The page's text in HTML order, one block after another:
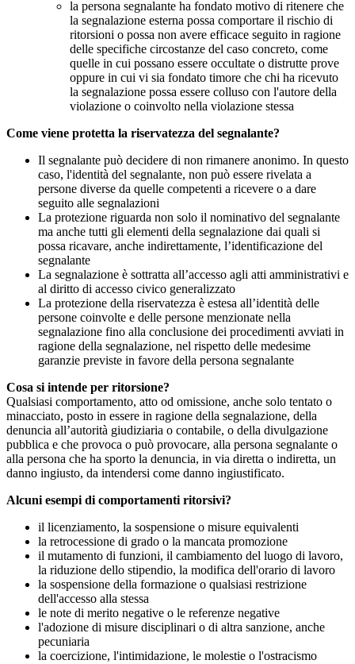
la persona segnalante ha fondato motivo di ritenere che
la segnalazione esterna possa comportare il rischio di
ritorsioni o possa non avere efficace seguito in ragione
delle specifiche circostanze del caso concreto, come
quelle in cui possano essere occultate o distrutte prove
oppure in cui vi sia fondato timore che chi ha ricevuto
la segnalazione possa essere colluso con l'autore della
violazione o coinvolto nella violazione stessa
Come viene protetta la riservatezza del segnalante?
Il segnalante può decidere di non rimanere anonimo. In questo
caso, l'identità del segnalante, non può essere rivelata a
persone diverse da quelle competenti a ricevere o a dare
seguito alle segnalazioni
La protezione riguarda non solo il nominativo del segnalante
ma anche tutti gli elementi della segnalazione dai quali si
possa ricavare, anche indirettamente, l’identificazione del
segnalante
La segnalazione è sottratta all’accesso agli atti amministrativi e
al diritto di accesso civico generalizzato
La protezione della riservatezza è estesa all’identità delle
persone coinvolte e delle persone menzionate nella
segnalazione fino alla conclusione dei procedimenti avviati in
ragione della segnalazione, nel rispetto delle medesime
garanzie previste in favore della persona segnalante
Cosa si intende per ritorsione?
Qualsiasi comportamento, atto od omissione, anche solo tentato o
minacciato, posto in essere in ragione della segnalazione, della
denuncia all’autorità giudiziaria o contabile, o della divulgazione
pubblica e che provoca o può provocare, alla persona segnalante o
alla persona che ha sporto la denuncia, in via diretta o indiretta, un
danno ingiusto, da intendersi come danno ingiustificato.
Alcuni esempi di comportamenti ritorsivi?
il licenziamento, la sospensione o misure equivalenti
la retrocessione di grado o la mancata promozione
il mutamento di funzioni, il cambiamento del luogo di lavoro,
la riduzione dello stipendio, la modifica dell'orario di lavoro
la sospensione della formazione o qualsiasi restrizione
dell'accesso alla stessa
le note di merito negative o le referenze negative
l'adozione di misure disciplinari o di altra sanzione, anche
pecuniaria
la coercizione, l'intimidazione, le molestie o l'ostracismo